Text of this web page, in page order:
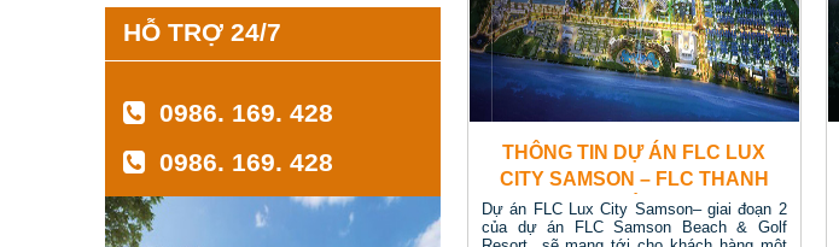
THÔNG TIN DỰ ÁN FLC LUX
CITY SAMSON – FLC THANH
HÓA
Dự án FLC Lux City Samson– giai đoạn 2
của dự án FLC Samson Beach & Golf
HỖ TRỢ 24/7
0986. 169. 428
0986. 169. 428